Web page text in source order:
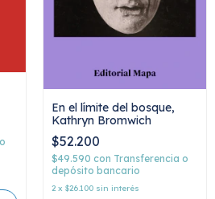
En el límite del bosque,
Kathryn Bromwich
$52.200
$49.590 con Transferencia o
depósito bancario
2 x $26.100 sin interés